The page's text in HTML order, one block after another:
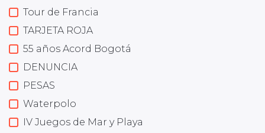
Tour de Francia
TARJETA ROJA
55 años Acord Bogotá
DENUNCIA
PESAS
Waterpolo
IV Juegos de Mar y Playa